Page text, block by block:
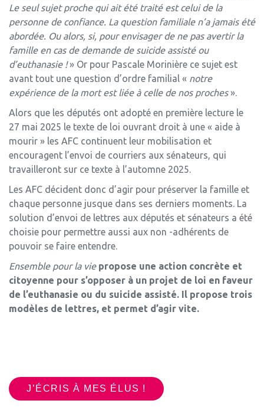
Le seul sujet proche qui ait été traité est celui de la
personne de confiance. La question familiale n’a jamais été
abordée. Ou alors, si, pour envisager de ne pas avertir la
famille en cas de demande de suicide assisté ou
d’euthanasie !» Or pour Pascale Morinière ce sujet est
avant tout une question d’ordre familial « notre
expérience de la mort est liée à celle de nos proches».
Alors que les députés ont adopté en première lecture le
27 mai 2025 le texte de loi ouvrant droit à une « aide à
mourir » les AFC continuent leur mobilisation et
encouragent l’envoi de courriers aux sénateurs, qui
travailleront sur ce texte à l’automne 2025.
Les AFC décident donc d’agir pour préserver la famille et
chaque personne jusque dans ses derniers moments. La
solution d’envoi de lettres aux députés et sénateurs a été
choisie pour permettre aussi aux non -adhérents de
pouvoir se faire entendre.
Ensemble pour la viepropose une action concrète et
citoyenne pour s’opposer à un projet de loi en faveur
de l’euthanasie ou du suicide assisté. Il propose trois
modèles de lettres, et permet d’agir vite.
J’ÉCRIS À MES ÉLUS !